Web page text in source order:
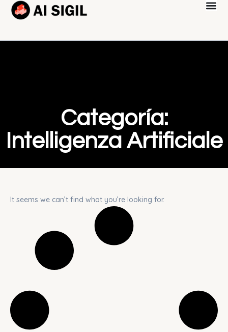
Categoría:
Intelligenza Artificiale
It seems we can’t find what you’re looking for.